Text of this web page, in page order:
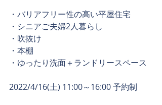
・バリアフリー性の高い平屋住宅
・シニアご夫婦2人暮らし
・吹抜け
・本棚
・ゆったり洗面＋ランドリースペース
2022/4/16(土) 11:00～16:00 予約制